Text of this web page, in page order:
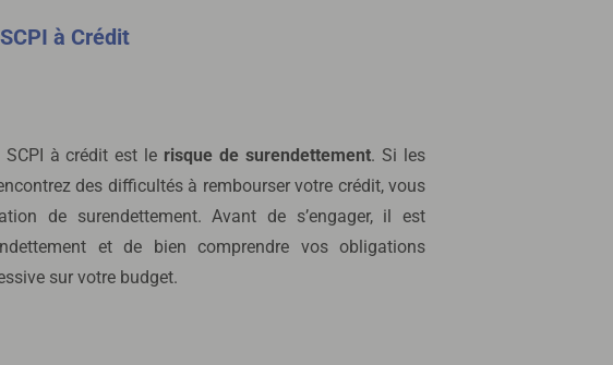
à Crédit
à crédit est le risque de surendettement. Si les
des difficultés à rembourser votre crédit, vous
de surendettement. Avant de s’engager, il est
et de bien comprendre vos obligations
sur votre budget.